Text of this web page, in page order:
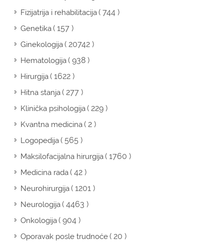
Fizijatrija i rehabilitacija( 744 )
Genetika( 157 )
Ginekologija( 20742 )
Hematologija( 938 )
Hirurgija( 1622 )
Hitna stanja( 277 )
Klinička psihologija( 229 )
Kvantna medicina( 2 )
Logopedija( 565 )
Maksilofacijalna hirurgija( 1760 )
Medicina rada( 42 )
Neurohirurgija( 1201 )
Neurologija( 4463 )
Onkologija( 904 )
Oporavak posle trudnoće( 20 )